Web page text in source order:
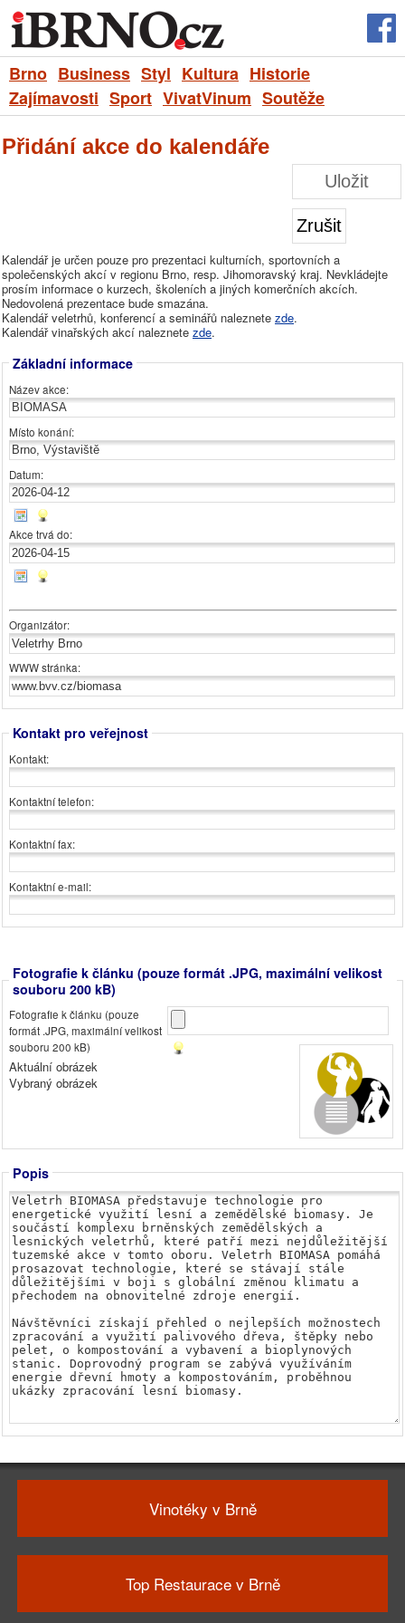
Brno Business Styl Kultura Historie
Zajímavosti Sport VivatVinum Soutěže
Přidání akce do kalendáře
Uložit
Zrušit
Kalendář je určen pouze pro prezentaci kulturních, sportovních a
společenských akcí v regionu Brno, resp. Jihomoravský kraj. Nevkládejte
prosím informace o kurzech, školeních a jiných komerčních akcích.
Nedovolená prezentace bude smazána.
Kalendář veletrhů, konferencí a seminářů naleznete zde.
Kalendář vinařských akcí naleznete zde.
Základní informace
Název akce:
Místo konání:
Datum:
Akce trvá do:
Organizátor:
WWW stránka:
Kontakt pro veřejnost
Kontakt:
Kontaktní telefon:
Kontaktní fax:
Kontaktní e-mail:
Fotografie k článku (pouze formát .JPG, maximální velikost
souboru 200 kB)
Fotografie k článku (pouze
formát .JPG, maximální velikost
souboru 200 kB)
Aktuální obrázek
Vybraný obrázek
Popis
Vinotéky v Brně
Top Restaurace v Brně